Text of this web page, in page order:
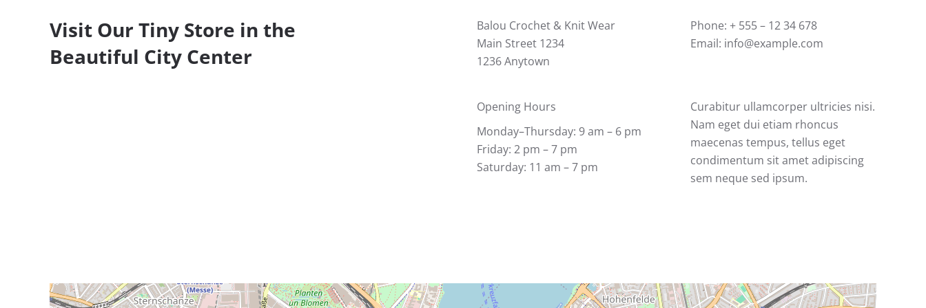
Visit Our Tiny Store in the
Beautiful City Center
Balou Crochet & Knit Wear
Main Street 1234
1236 Anytown
Phone: + 555 – 12 34 678
Email: info@example.com
Opening Hours
Monday–Thursday: 9 am – 6 pm
Friday: 2 pm – 7 pm
Saturday: 11 am – 7 pm
Curabitur ullamcorper ultricies nisi.
Nam eget dui etiam rhoncus
maecenas tempus, tellus eget
condimentum sit amet adipiscing
sem neque sed ipsum.